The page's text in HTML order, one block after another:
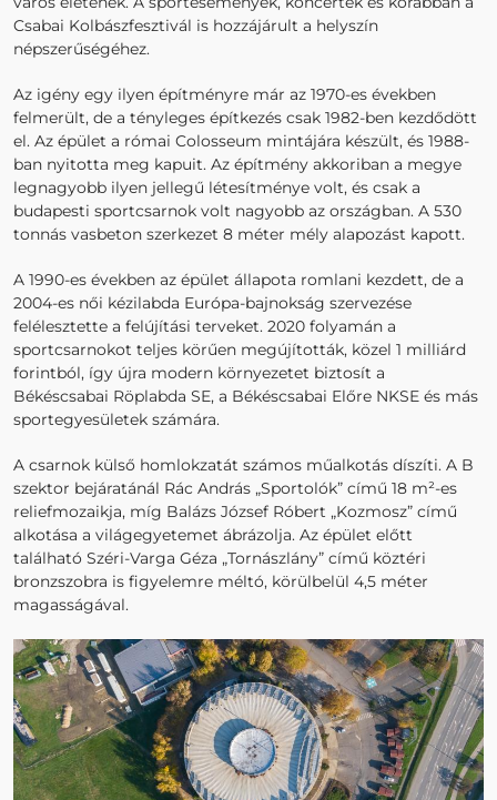
Csabai Kolbászfesztivál is hozzájárult a helyszín
népszerűségéhez.
Az igény egy ilyen építményre már az 1970-es években
felmerült, de a tényleges építkezés csak 1982-ben kezdődött
el. Az épület a római Colosseum mintájára készült, és 1988-
ban nyitotta meg kapuit. Az építmény akkoriban a megye
legnagyobb ilyen jellegű létesítménye volt, és csak a
budapesti sportcsarnok volt nagyobb az országban. A 530
tonnás vasbeton szerkezet 8 méter mély alapozást kapott.
A 1990-es években az épület állapota romlani kezdett, de a
2004-es női kézilabda Európa-bajnokság szervezése
felélesztette a felújítási terveket. 2020 folyamán a
sportcsarnokot teljes körűen megújították, közel 1 milliárd
forintból, így újra modern környezetet biztosít a
Békéscsabai Röplabda SE, a Békéscsabai Előre NKSE és más
sportegyesületek számára.
A csarnok külső homlokzatát számos műalkotás díszíti. A B
szektor bejáratánál Rác András „Sportolók” című 18 m²-es
reliefmozaikja, míg Balázs József Róbert „Kozmosz” című
alkotása a világegyetemet ábrázolja. Az épület előtt
található Széri-Varga Géza „Tornászlány” című köztéri
bronzszobra is figyelemre méltó, körülbelül 4,5 méter
magasságával.